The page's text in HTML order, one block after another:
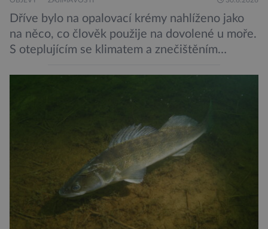
Dříve bylo na opalovací krémy nahlíženo jako
na něco, co člověk použije na dovolené u moře.
S oteplujícím se klimatem a znečištěním
potřeby, které by mohly kůži ochránit před
Korea se v tomto ujímá vedení… „Jako